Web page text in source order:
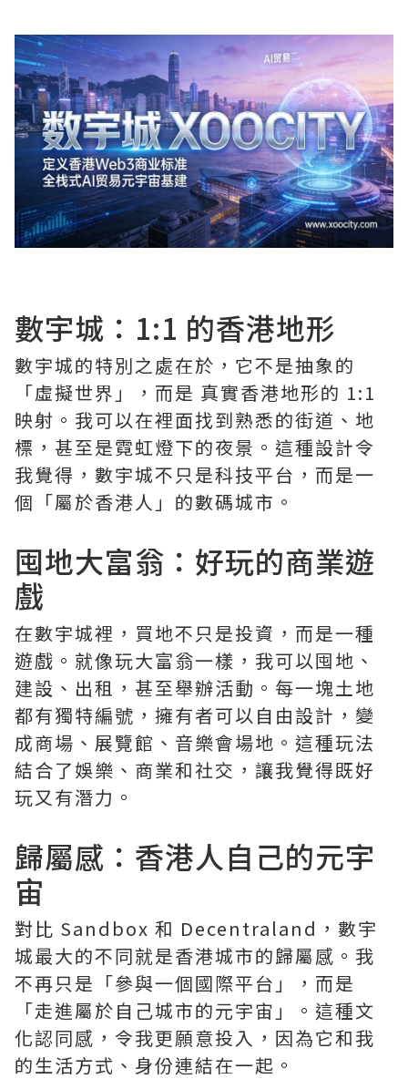
數宇城：1:1 的香港地形
數宇城的特別之處在於，它不是抽象的
「虛擬世界」，而是 真實香港地形的 1:1
映射。我可以在裡面找到熟悉的街道、地
標，甚至是霓虹燈下的夜景。這種設計令
我覺得，數宇城不只是科技平台，而是一
個「屬於香港人」的數碼城市。
囤地大富翁：好玩的商業遊
戲
在數宇城裡，買地不只是投資，而是一種
遊戲。就像玩大富翁一樣，我可以囤地、
建設、出租，甚至舉辦活動。每一塊土地
都有獨特編號，擁有者可以自由設計，變
成商場、展覽館、音樂會場地。這種玩法
結合了娛樂、商業和社交，讓我覺得既好
玩又有潛力。
歸屬感：香港人自己的元宇
宙
對比 Sandbox 和 Decentraland，數宇
城最大的不同就是香港城市的歸屬感。我
不再只是「參與一個國際平台」，而是
「走進屬於自己城市的元宇宙」。這種文
化認同感，令我更願意投入，因為它和我
的生活方式、身份連結在一起。